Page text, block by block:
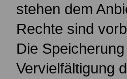
stehen dem
Rechte sind
Die
Vervielfältigung